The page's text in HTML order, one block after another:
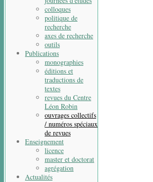
colloques
politique de
recherche
axes de recherche
outils
Publications
monographies
éditions et
traductions de
textes
revues du Centre
Léon Robin
ouvrages collectifs
/ numéros spéciaux
de revues
Enseignement
licence
master et doctorat
agrégation
Actualités